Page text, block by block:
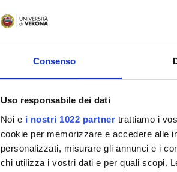
Consenso
Uso responsabile dei dati
Noi e i nostri 1022 partner trattiamo i
cookie per memorizzare e accedere alle
personalizzati, misurare gli annunci e i
chi utilizza i vostri dati e per quali scopi.
- Muscoli della regione anteriore
- Muscoli sottoioidei
- Muscoli prevertebrali
- Muscoli scaleni
Facce del collo
Muscoli del collo
- Muscoli del dorso
- Muscoli estensori della
Muscoli del torace
Muscoli toraco-appendicolari